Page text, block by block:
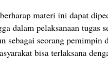
materi ini dapat
dalam pelaksanaan tugas
sebagai seorang pemimpin
bisa terlaksana